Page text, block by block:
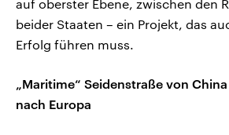
auf oberster Ebene, zwischen den
beider Staaten – ein Projekt, das
Erfolg führen muss.
„Maritime“ Seidenstraße von
nach Europa